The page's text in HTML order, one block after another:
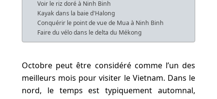
Voir le riz doré à Ninh Binh
Kayak dans la baie d'Halong
Conquérir le point de vue de Mua à Ninh Binh
Faire du vélo dans le delta du Mékong
Octobre peut être considéré comme l’un des
meilleurs mois pour visiter le Vietnam. Dans le
nord, le temps est typiquement automnal,